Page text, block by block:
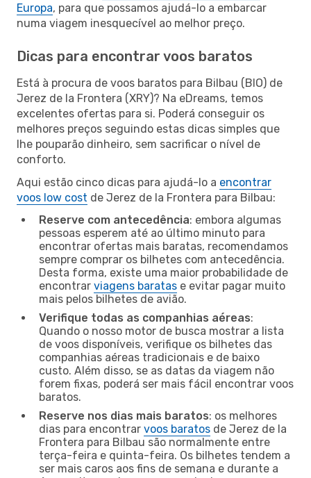
Europa, para que possamos ajudá-lo a embarcar
numa viagem inesquecível ao melhor preço.
Dicas para encontrar voos baratos
Está à procura de voos baratos para Bilbau (BIO) de
Jerez de la Frontera (XRY)? Na eDreams, temos
excelentes ofertas para si. Poderá conseguir os
melhores preços seguindo estas dicas simples que
lhe pouparão dinheiro, sem sacrificar o nível de
conforto.
Aqui estão cinco dicas para ajudá-lo a encontrar
voos low cost de Jerez de la Frontera para Bilbau:
Reserve com antecedência: embora algumas
pessoas esperem até ao último minuto para
encontrar ofertas mais baratas, recomendamos
sempre comprar os bilhetes com antecedência.
Desta forma, existe uma maior probabilidade de
encontrar viagens baratas e evitar pagar muito
mais pelos bilhetes de avião.
Verifique todas as companhias aéreas:
Quando o nosso motor de busca mostrar a lista
de voos disponíveis, verifique os bilhetes das
companhias aéreas tradicionais e de baixo
custo. Além disso, se as datas da viagem não
forem fixas, poderá ser mais fácil encontrar voos
baratos.
Reserve nos dias mais baratos: os melhores
dias para encontrar voos baratos de Jerez de la
Frontera para Bilbau são normalmente entre
terça-feira e quinta-feira. Os bilhetes tendem a
ser mais caros aos fins de semana e durante a